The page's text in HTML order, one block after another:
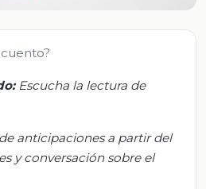
Escucha la lectura de
anticipaciones a partir del
y conversación sobre el